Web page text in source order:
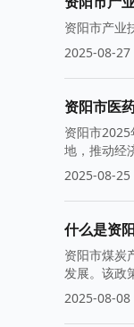
资阳市产业
2025-08-27
资阳市医
资阳市
地，推动经
2025-08-25
什么是资
资阳市煤炭
发展。该政
2025-08-08